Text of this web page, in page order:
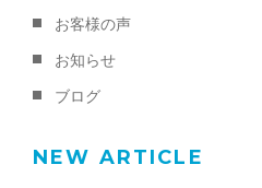
お客様の声
お知らせ
ブログ
NEW ARTICLE